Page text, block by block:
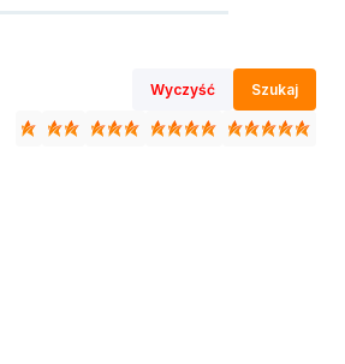
Wyczyść Szukaj